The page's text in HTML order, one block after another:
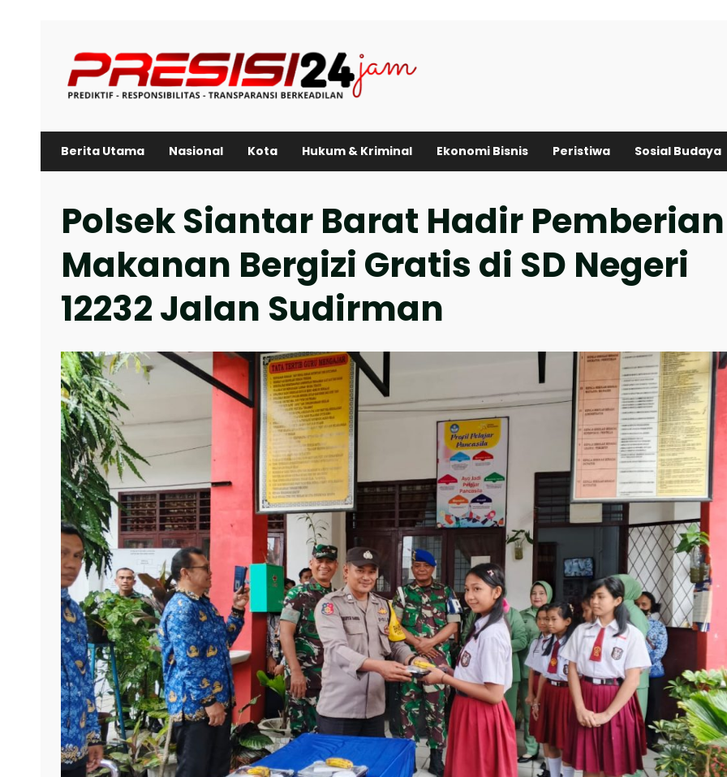
content
Berita Utama Nasional Kota Hukum & Kriminal Ekonomi Bisnis Peristiwa Sosial Budaya
Polsek Siantar Barat Hadir Pemberian
Makanan Bergizi Gratis di SD Negeri
12232 Jalan Sudirman